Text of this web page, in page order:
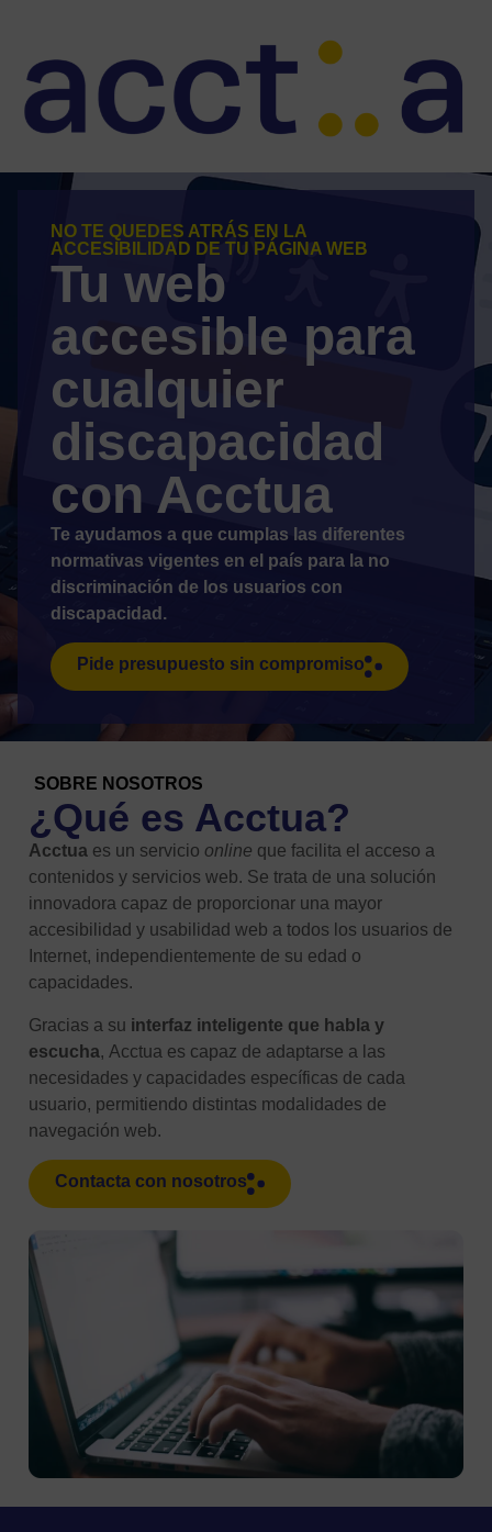
NO TE QUEDES ATRÁS EN LA
ACCESIBILIDAD DE TU PÁGINA WEB
Tu web
accesible para
cualquier
discapacidad
con Acctua
Te ayudamos a que cumplas las diferentes
normativas vigentes en el país para la no
discriminación de los usuarios con
discapacidad.
Pide presupuesto sin compromiso
SOBRE NOSOTROS
¿Qué es Acctua?
Acctua es un servicio online que facilita el acceso a
contenidos y servicios web. Se trata de una solución
innovadora capaz de proporcionar una mayor
accesibilidad y usabilidad web a todos los usuarios de
Internet, independientemente de su edad o
capacidades.
Gracias a su interfaz inteligente que habla y
escucha, Acctua es capaz de adaptarse a las
necesidades y capacidades específicas de cada
usuario, permitiendo distintas modalidades de
navegación web.
Contacta con nosotros